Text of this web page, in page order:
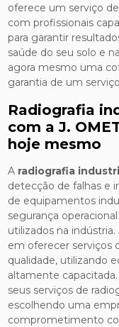
oferece um serviço
com profissionais
para garantir
saúde do seu solo e
agora mesmo uma
garantia de um
Radiografia
com a J.
hoje mesmo
A radiografia
detecção de falhas e
de equipamentos
segurança
utilizados na
em oferecer serviços
qualidade, utilizando
altamente capacitada.
seus serviços de
escolhendo uma
comprometimento